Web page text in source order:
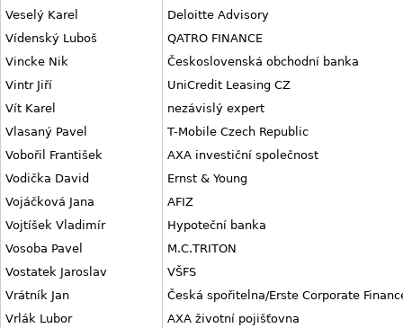
Veselý Karel
Deloitte Advisory
Vídenský Luboš
QATRO FINANCE
Vincke Nik
Československá obchodní banka
Vintr Jiří
UniCredit Leasing CZ
Vít Karel
nezávislý expert
Vlasaný Pavel
T-Mobile Czech Republic
Vobořil František
AXA investiční společnost
Vodička David
Ernst & Young
Vojáčková Jana
AFIZ
Vojtíšek Vladimír
Hypoteční banka
Vosoba Pavel
M.C.TRITON
Vostatek Jaroslav
VŠFS
Vrátník Jan
Česká spořitelna/Erste Corporate
Vrlák Lubor
AXA životní pojišťovna